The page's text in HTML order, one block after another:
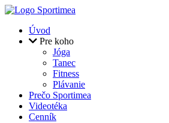
Skočiť na hlavný obsah
Úvod
Pre koho
Jóga
Tanec
Fitness
Plávanie
Prečo Sportimea
Videotéka
Cenník